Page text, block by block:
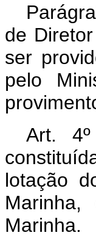
de
ser
pelo
Art.
lotação
Marinha.